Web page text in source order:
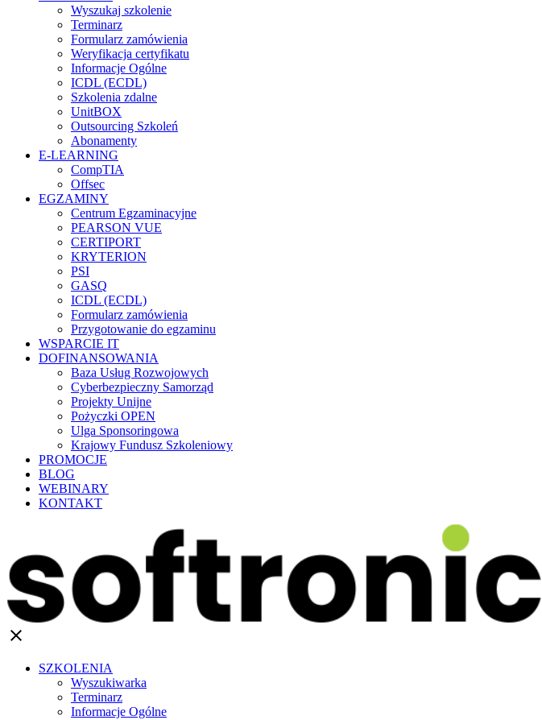
Wyszukaj szkolenie
Terminarz
Formularz zamówienia
Weryfikacja certyfikatu
Informacje Ogólne
ICDL (ECDL)
Szkolenia zdalne
UnitBOX
Outsourcing Szkoleń
Abonamenty
E-LEARNING
CompTIA
Offsec
EGZAMINY
Centrum Egzaminacyjne
PEARSON VUE
CERTIPORT
KRYTERION
PSI
GASQ
ICDL (ECDL)
Formularz zamówienia
Przygotowanie do egzaminu
WSPARCIE IT
DOFINANSOWANIA
Baza Usług Rozwojowych
Cyberbezpieczny Samorząd
Projekty Unijne
Pożyczki OPEN
Ulga Sponsoringowa
Krajowy Fundusz Szkoleniowy
PROMOCJE
BLOG
WEBINARY
KONTAKT
clear
SZKOLENIA
Wyszukiwarka
Terminarz
Informacje Ogólne